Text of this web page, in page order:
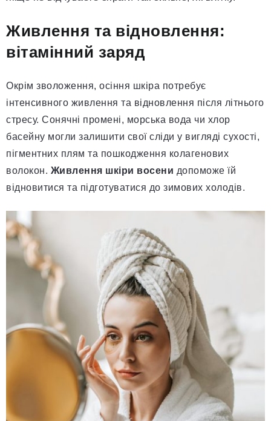
Живлення та відновлення:
вітамінний заряд
Окрім зволоження, осіння шкіра потребує
інтенсивного живлення та відновлення після літнього
стресу. Сонячні промені, морська вода чи хлор
басейну могли залишити свої сліди у вигляді сухості,
пігментних плям та пошкодження колагенових
волокон. Живлення шкіри восени допоможе їй
відновитися та підготуватися до зимових холодів.